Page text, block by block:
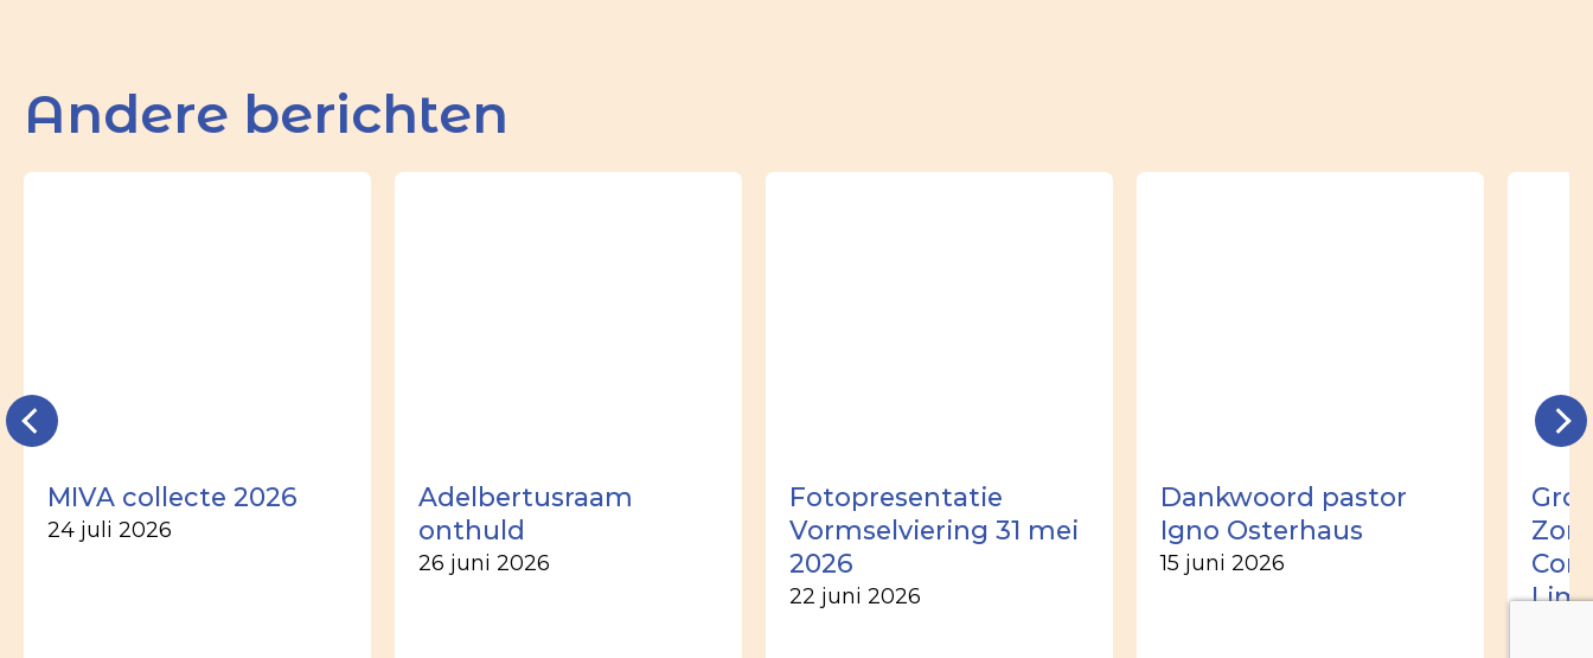
Andere berichten
MIVA collecte 2026
24 juli 2026
Adelbertusraam
onthuld
26 juni 2026
Fotopresentatie
Vormselviering 31 mei
2026
22 juni 2026
Dankwoord pastor
Igno Osterhaus
15 juni 2026